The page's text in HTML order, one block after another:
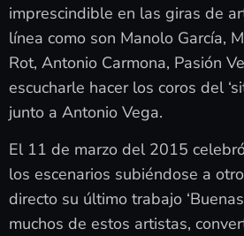
imprescindible en las giras de
línea como son Manolo García,
Rot, Antonio Carmona, Pasión
escucharle hacer los coros del
junto a Antonio Vega.
El 11 de marzo del 2015
los escenarios subiéndose a
directo su último trabajo
muchos de estos artistas,